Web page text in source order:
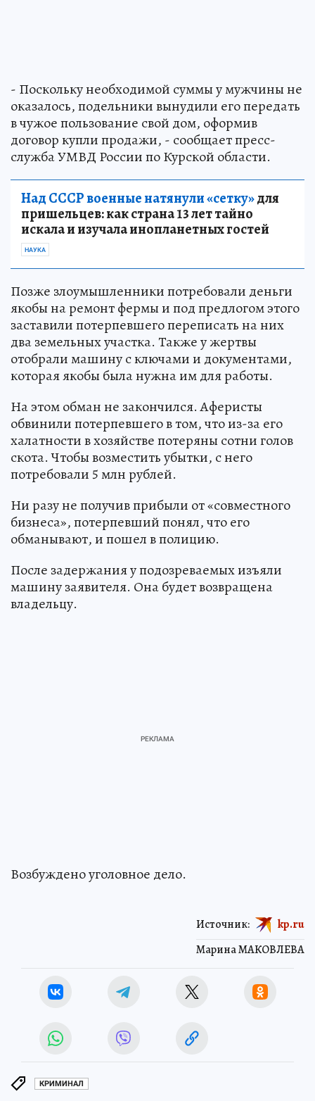
- Поскольку необходимой суммы у мужчины не
оказалось, подельники вынудили его передать
в чужое пользование свой дом, оформив
договор купли продажи, - сообщает пресс-
служба УМВД России по Курской области.
Над СССР военные натянули «сетку»для
пришельцев: как страна 13 лет тайно
искала и изучала инопланетных гостей
НАУКА
Позже злоумышленники потребовали деньги
якобы на ремонт фермы и под предлогом этого
заставили потерпевшего переписать на них
два земельных участка. Также у жертвы
отобрали машину с ключами и документами,
которая якобы была нужна им для работы.
На этом обман не закончился. Аферисты
обвинили потерпевшего в том, что из-за его
халатности в хозяйстве потеряны сотни голов
скота. Чтобы возместить убытки, с него
потребовали 5 млн рублей.
Ни разу не получив прибыли от «совместного
бизнеса», потерпевший понял, что его
обманывают, и пошел в полицию.
После задержания у подозреваемых изъяли
машину заявителя. Она будет возвращена
владельцу.
Возбуждено уголовное дело.
Марина МАКОВЛЕВА
Источник: kp.ru
КРИМИНАЛ